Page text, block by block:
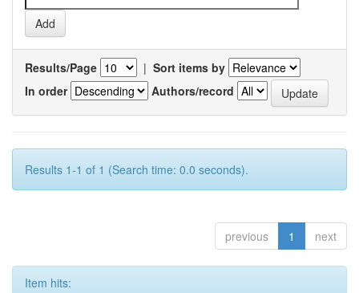
Results/Page | Sort items by
In order
Authors/record
Results 1-1 of 1 (Search time: 0.0 seconds).
previous 1 next
Item hits: